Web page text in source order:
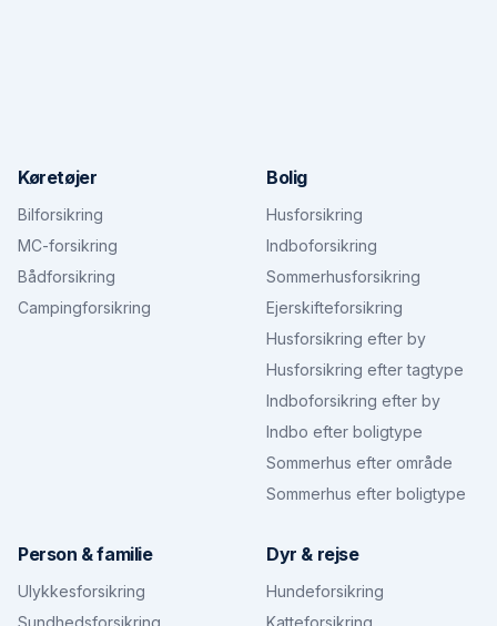
Køretøjer
Bilforsikring
MC-forsikring
Bådforsikring
Campingforsikring
Bolig
Husforsikring
Indboforsikring
Sommerhusforsikring
Ejerskifteforsikring
Husforsikring efter by
Husforsikring efter tagtype
Indboforsikring efter by
Indbo efter boligtype
Sommerhus efter område
Sommerhus efter boligtype
Person & familie
Ulykkesforsikring
Sundhedsforsikring
Dyr & rejse
Hundeforsikring
Katteforsikring